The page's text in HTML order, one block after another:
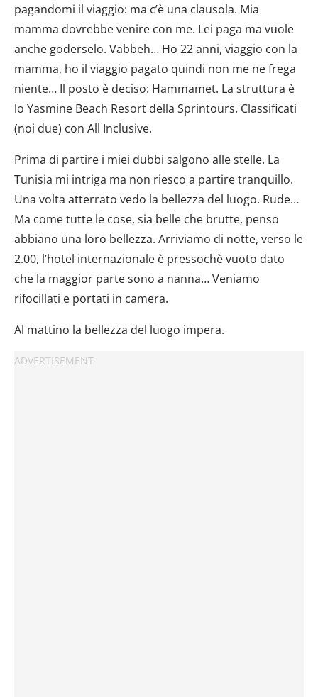
pagandomi il viaggio: ma c’è una clausola. Mia
mamma dovrebbe venire con me. Lei paga ma vuole
anche goderselo. Vabbeh… Ho 22 anni, viaggio con la
mamma, ho il viaggio pagato quindi non me ne frega
niente… Il posto è deciso: Hammamet. La struttura è
lo Yasmine Beach Resort della Sprintours. Classificati
(noi due) con All Inclusive.
Prima di partire i miei dubbi salgono alle stelle. La
Tunisia mi intriga ma non riesco a partire tranquillo.
Una volta atterrato vedo la bellezza del luogo. Rude…
Ma come tutte le cose, sia belle che brutte, penso
abbiano una loro bellezza. Arriviamo di notte, verso le
2.00, l’hotel internazionale è pressochè vuoto dato
che la maggior parte sono a nanna… Veniamo
rifocillati e portati in camera.
Al mattino la bellezza del luogo impera.